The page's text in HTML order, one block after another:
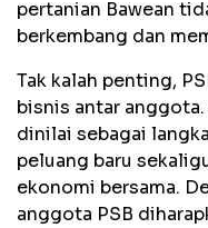
pertanian Bawean
berkembang dan
Tak kalah penting,
bisnis antar
dinilai sebagai
peluang baru
ekonomi bersama.
anggota PSB